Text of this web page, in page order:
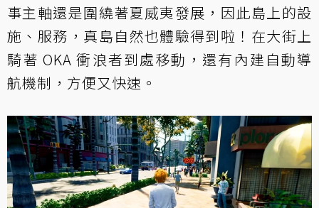
事主軸還是圍繞著夏威夷發展，因此島上的設
施、服務，真島自然也體驗得到啦！在大街上
騎著 OKA 衝浪者到處移動，還有內建自動導
航機制，方便又快速。